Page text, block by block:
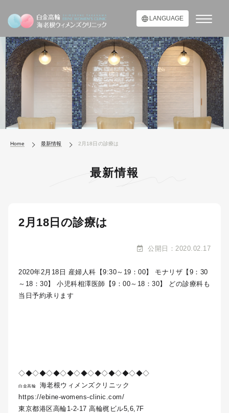
LANGUAGE
Home 最新情報 2月18日の診療は
最新情報
2月18日の診療は
公開日：2020.02.17
2020年2月18日 産婦人科【9:30～19：00】 モナリザ【9：30
～18：30】 小児科相澤医師【9：00～18：30】 どの診療科も
当日予約承ります
◇◆◇◆◇◆◇◆◇◆◇◆◇◆◇◆◇◆◇
白金高輪
海老根ウィメンズクリニック
https://ebine-womens-clinic.com/
東京都港区高輪1-2-17 高輪梶ビル5,6,7F